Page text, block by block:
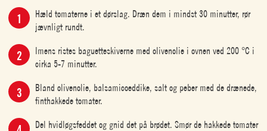
Hæld tomaterne i et dørslag. Dræn dem i mindst 30 minutter, rør
jævnligt rundt.
Imens ristes baguetteskiverne med olivenolie i ovnen ved 200 °C i
cirka 5-7 minutter.
Bland olivenolie, balsamicoeddike, salt og peber med de drænede,
finthakkede tomater.
Del hvidløgsfeddet og gnid det på brødet. Smør de hakkede tomater